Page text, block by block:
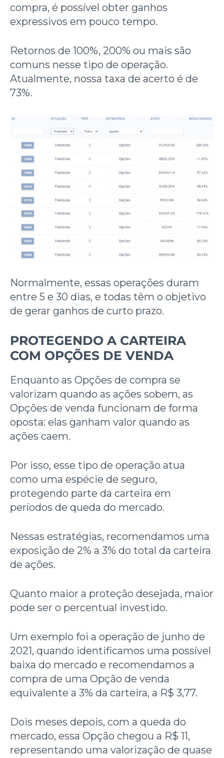
compra, é possível obter ganhos
expressivos em pouco tempo.
Retornos de 100%, 200% ou mais são
comuns nesse tipo de operação.
Atualmente, nossa taxa de acerto é de
73%.
Normalmente, essas operações duram
entre 5 e 30 dias, e todas têm o objetivo
de gerar ganhos de curto prazo.
PROTEGENDO A CARTEIRA
COM OPÇÕES DE VENDA
Enquanto as Opções de compra se
valorizam quando as ações sobem, as
Opções de venda funcionam de forma
oposta: elas ganham valor quando as
ações caem.
Por isso, esse tipo de operação atua
como uma espécie de seguro,
protegendo parte da carteira em
períodos de queda do mercado.
Nessas estratégias, recomendamos uma
exposição de 2% a 3% do total da carteira
de ações.
Quanto maior a proteção desejada, maior
pode ser o percentual investido.
Um exemplo foi a operação de junho de
2021, quando identificamos uma possível
baixa do mercado e recomendamos a
compra de uma Opção de venda
equivalente a 3% da carteira, a R$ 3,77.
Dois meses depois, com a queda do
mercado, essa Opção chegou a R$ 11,
representando uma valorização de quase